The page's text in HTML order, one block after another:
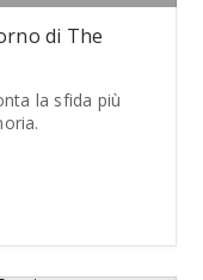
di The
la sfida più